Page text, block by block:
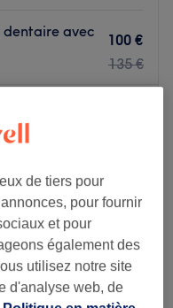
dentaire avec
100 €
135 €
19:30–21:30
19:30–21:30
19:30–21:30
10:00–20:00
10:00–20:00
de tiers pour
pour fournir
et pour
également des
utilisez notre site
d'analyse web, de